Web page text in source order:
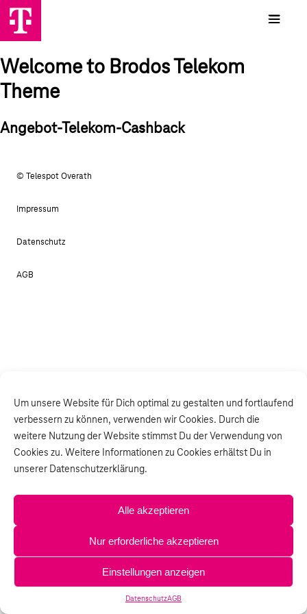
Um unsere Website für Dich optimal zu gestalten und fortlaufend
verbessern zu können, verwenden wir Cookies. Durch die
weitere Nutzung der Website stimmst Du der Verwendung von
Cookies zu. Weitere Informationen zu Cookies erhältst Du in
unserer Datenschutzerklärung.
Alle akzeptieren
Nur erforderliche akzeptieren
Einstellungen anzeigen
DatenschutzAGB
Welcome to Brodos Telekom
Theme
Angebot-Telekom-Cashback
© Telespot Overath
Impressum
Datenschutz
AGB